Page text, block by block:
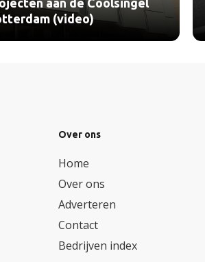
aan de Coolsingel
(video)
Over ons
Home
Over ons
Adverteren
Contact
Bedrijven index